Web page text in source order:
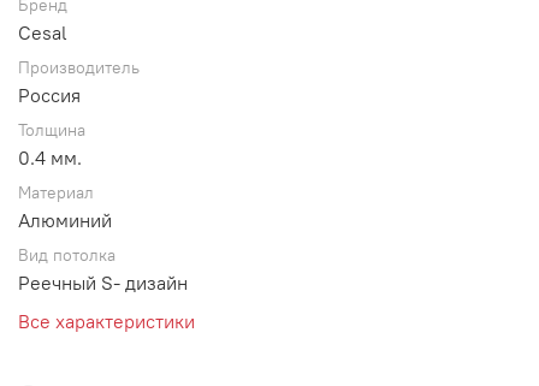
Бренд
Cesal
Производитель
Россия
Толщина
0.4 мм.
Материал
Алюминий
Вид потолка
Реечный S- дизайн
Все характеристики